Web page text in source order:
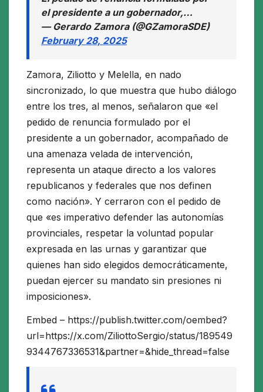
el presidente a un gobernador,…
— Gerardo Zamora (@GZamoraSDE)
February 28, 2025
Zamora, Ziliotto y Melella, en nado
sincronizado, lo que muestra que hubo diálogo
entre los tres, al menos, señalaron que «el
pedido de renuncia formulado por el
presidente a un gobernador, acompañado de
una amenaza velada de intervención,
representa un ataque directo a los valores
republicanos y federales que nos definen
como nación». Y cerraron con el pedido de
que «es imperativo defender las autonomías
provinciales, respetar la voluntad popular
expresada en las urnas y garantizar que
quienes han sido elegidos democráticamente,
puedan ejercer su mandato sin presiones ni
imposiciones».
Embed – https://publish.twitter.com/oembed?
url=https://x.com/ZiliottoSergio/status/189549
9344767336531&partner=&hide_thread=false